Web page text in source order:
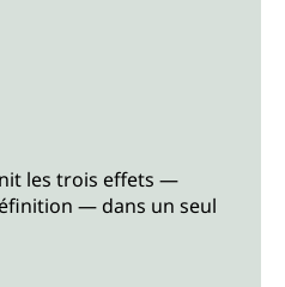
les trois effets —
— dans un seul